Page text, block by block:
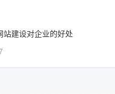
站建设对企业的好处